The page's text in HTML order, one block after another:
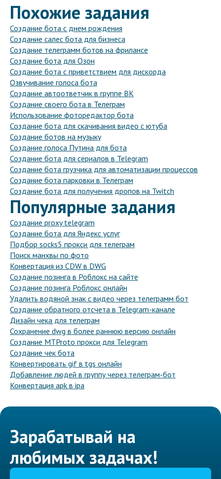
Похожие задания
Создание бота с днем рождения
Создание салес бота для бизнеса
Создание телеграмм ботов на фрилансе
Создание бота для Озон
Создание бота с приветствием для дискорда
Озвучивание голоса бота
Создание автоответчик в группе ВК
Создание своего бота в Телеграм
Использование фоторедактор бота
Создание бота для скачивания видео с ютуба
Создание ботов на музыку
Создание голоса Путина для бота
Создание бота для сериалов в Telegram
Создание бота грузчика для автоматизации процессов
Создание бота парковки в Телеграм
Создание бота для получения дропов на Twitch
Популярные задания
Создание proxy telegram
Создание бота для Яндекс услуг
Подбор socks5 прокси для телеграм
Поиск манхвы по фото
Конвертация из CDW в DWG
Создание позинга в Роблокс на сайте
Создание позинга Роблокс онлайн
Удалить водяной знак с видео через телеграмм бот
Создание обратного отсчета в Telegram-канале
Дизайн чека для телеграм
Сохранение dwg в более раннюю версию онлайн
Создание MTProto прокси для Telegram
Создание чек бота
Конвертировать gif в tgs онлайн
Добавление людей в группу через телеграм-бот
Конвертация apk в ipa
Зарабатывай на
любимых задачах!